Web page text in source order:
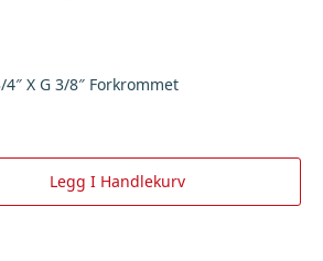
X G 3/8″ Forkrommet
Legg I Handlekurv